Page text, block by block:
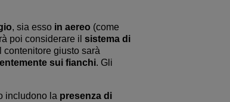
, sia esso in aereo (come
poi considerare il sistema di
contenitore giusto sarà
sui fianchi. Gli
includono la presenza di